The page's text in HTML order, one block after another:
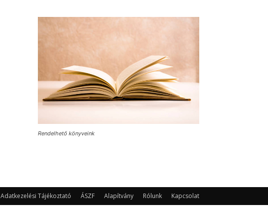
Rendelhető könyveink
Adatkezelési Tájékoztató ÁSZF Alapítvány Rólunk Kapcsolat